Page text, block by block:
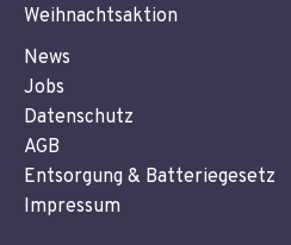
Weihnachtsaktion
News
Jobs
Datenschutz
AGB
Entsorgung & Batteriegesetz
Impressum